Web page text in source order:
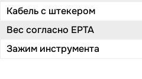
Кабель с штекером
Вес согласно EPTA
Зажим инструмента